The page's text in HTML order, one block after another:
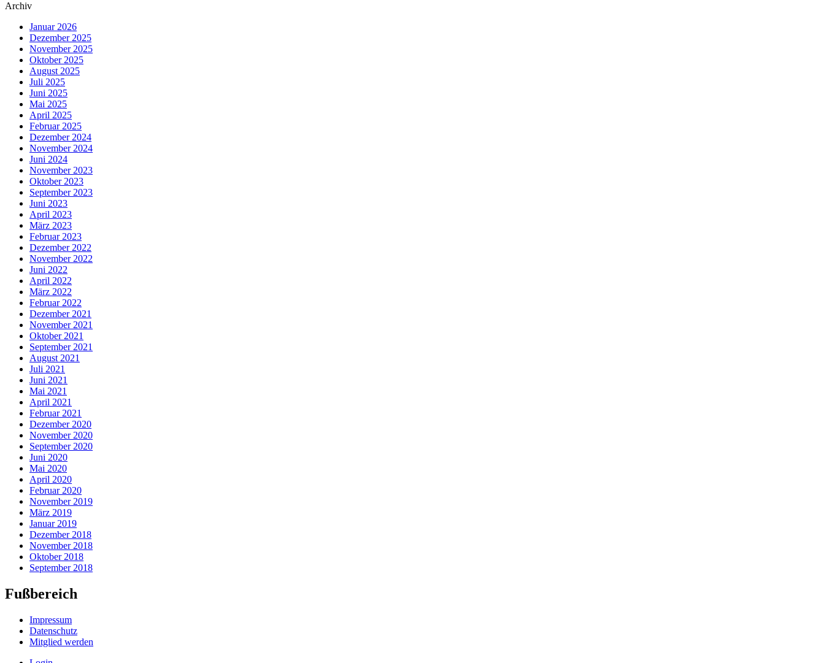
Archiv
Januar 2026
Dezember 2025
November 2025
Oktober 2025
August 2025
Juli 2025
Juni 2025
Mai 2025
April 2025
Februar 2025
Dezember 2024
November 2024
Juni 2024
November 2023
Oktober 2023
September 2023
Juni 2023
April 2023
März 2023
Februar 2023
Dezember 2022
November 2022
Juni 2022
April 2022
März 2022
Februar 2022
Dezember 2021
November 2021
Oktober 2021
September 2021
August 2021
Juli 2021
Juni 2021
Mai 2021
April 2021
Februar 2021
Dezember 2020
November 2020
September 2020
Juni 2020
Mai 2020
April 2020
Februar 2020
November 2019
März 2019
Januar 2019
Dezember 2018
November 2018
Oktober 2018
September 2018
Fußbereich
Impressum
Datenschutz
Mitglied werden